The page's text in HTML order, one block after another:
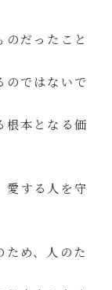
だったこと
のではないで
根本となる価
愛する人を守
ため、人のた